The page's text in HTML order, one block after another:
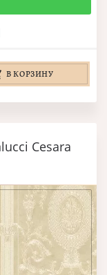
В КОРЗИНУ
Cesara